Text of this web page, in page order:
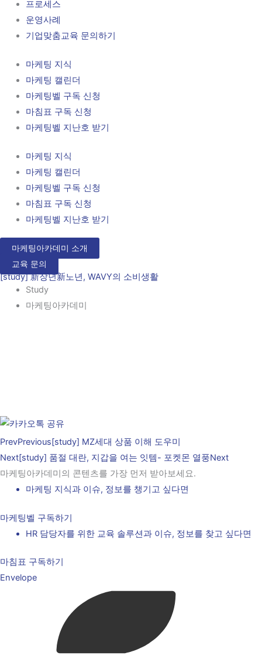
프로세스
운영사례
기업맞춤교육 문의하기
마케팅 지식
마케팅 캘린더
마케팅벨 구독 신청
마침표 구독 신청
마케팅벨 지난호 받기
마케팅 지식
마케팅 캘린더
마케팅벨 구독 신청
마침표 구독 신청
마케팅벨 지난호 받기
마케팅아카데미 소개
교육 문의
[study] 新장년新노년, WAVY의 소비생활
Study
마케팅아카데미
PrevPrevious[study] MZ세대 상품 이해 도우미
Next[study] 품절 대란, 지갑을 여는 잇템- 포켓몬 열풍Next
마케팅아카데미의 콘텐츠를 가장 먼저 받아보세요.
마케팅 지식과 이슈, 정보를 챙기고 싶다면
마케팅벨 구독하기
HR 담당자를 위한 교육 솔루션과 이슈, 정보를 찾고 싶다면
마침표 구독하기
Envelope